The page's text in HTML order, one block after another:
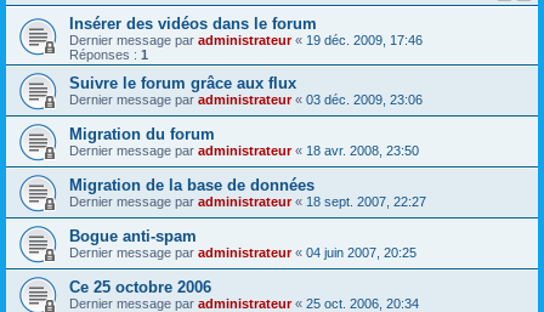
Insérer des vidéos dans le forum
Dernier message par administrateur« 19 déc. 2009, 17:46
Réponses : 1
Suivre le forum grâce aux flux
Dernier message par administrateur« 03 déc. 2009, 23:06
Migration du forum
Dernier message par administrateur« 18 avr. 2008, 23:50
Migration de la base de données
Dernier message par administrateur« 18 sept. 2007, 22:27
Bogue anti-spam
Dernier message par administrateur« 04 juin 2007, 20:25
Ce 25 octobre 2006
Dernier message par administrateur« 25 oct. 2006, 20:34